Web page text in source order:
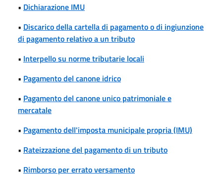
• Dichiarazione IMU
• Discarico della cartella di pagamento o di ingiunzione
di pagamento relativo a un tributo
• Interpello su norme tributarie locali
• Pagamento del canone idrico
• Pagamento del canone unico patrimoniale e
mercatale
• Pagamento dell'imposta municipale propria (IMU)
• Rateizzazione del pagamento di un tributo
• Rimborso per errato versamento